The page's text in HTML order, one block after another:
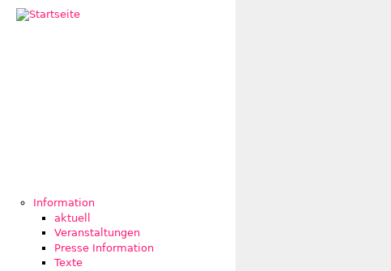
Information
aktuell
Veranstaltungen
Presse Information
Texte